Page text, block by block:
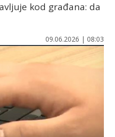
kod građana: da
09.06.2026 | 08:03